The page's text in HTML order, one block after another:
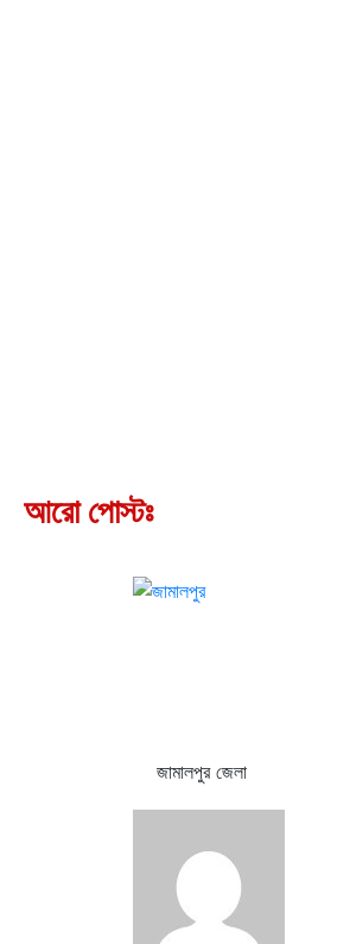
আরো পোস্টঃ
জামালপুর জেলা